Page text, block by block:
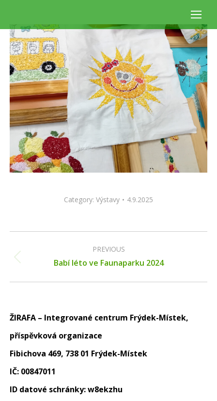
Category: Výstavy 4.9.2025
navigation
PREVIOUS
Previous
Babí léto ve Faunaparku 2024
ŽIRAFA – Integrované centrum Frýdek-Místek,
příspěvková organizace
Fibichova 469, 738 01 Frýdek-Místek
IČ: 00847011
ID datové schránky: w8ekzhu